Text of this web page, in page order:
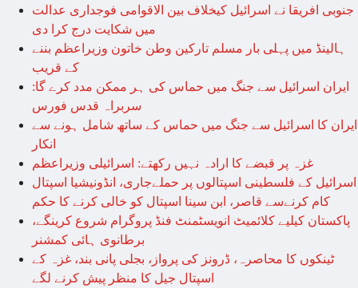
جنوبی افریقا نے اسرائیل کیخلاف بین الاقوامی فوجداری عدالت
میں شکایت درج کرا دی
ہالینڈ میں پہلی بار مسلم تارکین وطن خاتون وزیراعظم بننے
کے قریب
ایران اسرائیل سے جنگ میں حماس کی ہر ممکن مدد کرے گا:
سربراہ قدس فورس
ایران کا اسرائیل سے جنگ میں حماس کے ساتھ شامل ہونے سے
انکار
غزہ پر قبضے کا ارادہ نہیں رکھتے: اسرائیلی وزیراعظم
اسرائیل کے فلسطینی اسپتالوں پر حملےجاری، انڈونیشیا اسپتال
کام کرنےسے قاصر، ابن سینا اسپتال کو خالی کرنے کا حکم
پاکستان کیلیے کلائمیٹ انویسٹمنٹ فنڈ پروگرام شروع کرینگے،
برطانوی ہائی کمشنر
ٹینکوں کا محاصرہ، ڈرونز کی پرواز، بجلی پانی بند، غزہ کے
اسپتال جیل کا منظر پیش کرنے لگے